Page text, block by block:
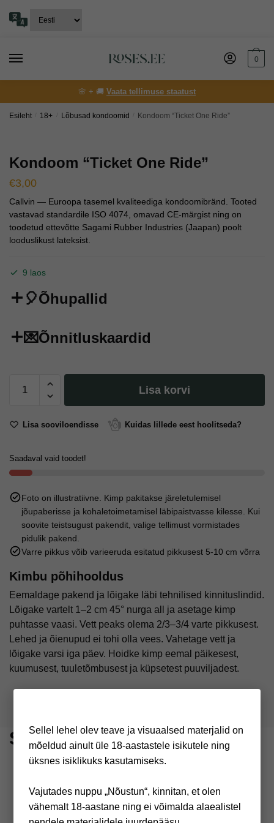
0
🌸 + 🚚 Vaata tellimuse staatust
Esileht 18+ Lõbusad kondoomid Kondoom “Ticket One Ride”
Kondoom “Ticket One Ride”
€3,00
Callvin — Euroopa tasemel kvaliteediga kondoomibränd. Tooted
vastavad standardile ISO 4074, omavad CE-märgist ning on
toodetud ettevõtte Sagami Rubber Industries (Jaapan) poolt
looduslikust lateksist.
9 laos
🎈Õhupallid
💌Õnnitluskaardid
"Ticket
Ride"
Lisa korvi
Lisa sooviloendisse Kuidas lillede eest hoolitseda?
Saadaval vaid toodet!
Foto on illustratiivne. Kimp pakitakse järeletulemisel
jõupaberisse ja kohaletoimetamisel läbipaistvasse kilesse. Kui
soovite teistsugust pakendit, valige tellimust vormistades
pidulik pakend.
Varre pikkus võib varieeruda esitatud pikkusest 5-10 cm võrra
Kimbu põhihooldus
Eemaldage pakend ja lõigake läbi tehnilised kinnituslindid.
Lõigake vartelt 1–2 cm 45° nurga all ja asetage kimp
puhtasse vaasi. Vett peaks olema 2/3–3/4 varte pikkusest.
Lehed ja õienupud ei tohi olla vees. Vahetage vett ja
lõigake varsi iga päev. Hoidke kimp eemal päikesest,
kuumusest, tuuletõmbusest ja küpsetest puuviljadest.
Sageli koos ostetud
Sellel lehel olev teave ja visuaalsed materjalid on
mõeldud ainult üle 18-aastastele isikutele ning
üksnes isiklikuks kasutamiseks.
Vajutades nuppu „Nõustun“, kinnitan, et olen
vähemalt 18-aastane ning ei võimalda alaealistel